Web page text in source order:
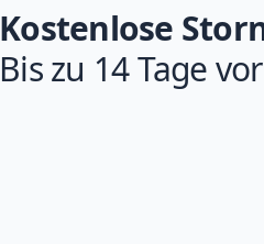
Kostenlose
Bis zu 14 Tage